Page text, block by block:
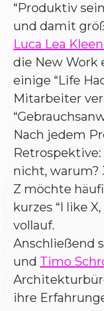
“Produktiv
und damit
Luca Lea
die New Work
einige “Life
Mitarbeiter
Nach jedem
nicht, warum?
Z möchte
kurzes “I like
vollauf.
Anschließend
und Timo
ihre